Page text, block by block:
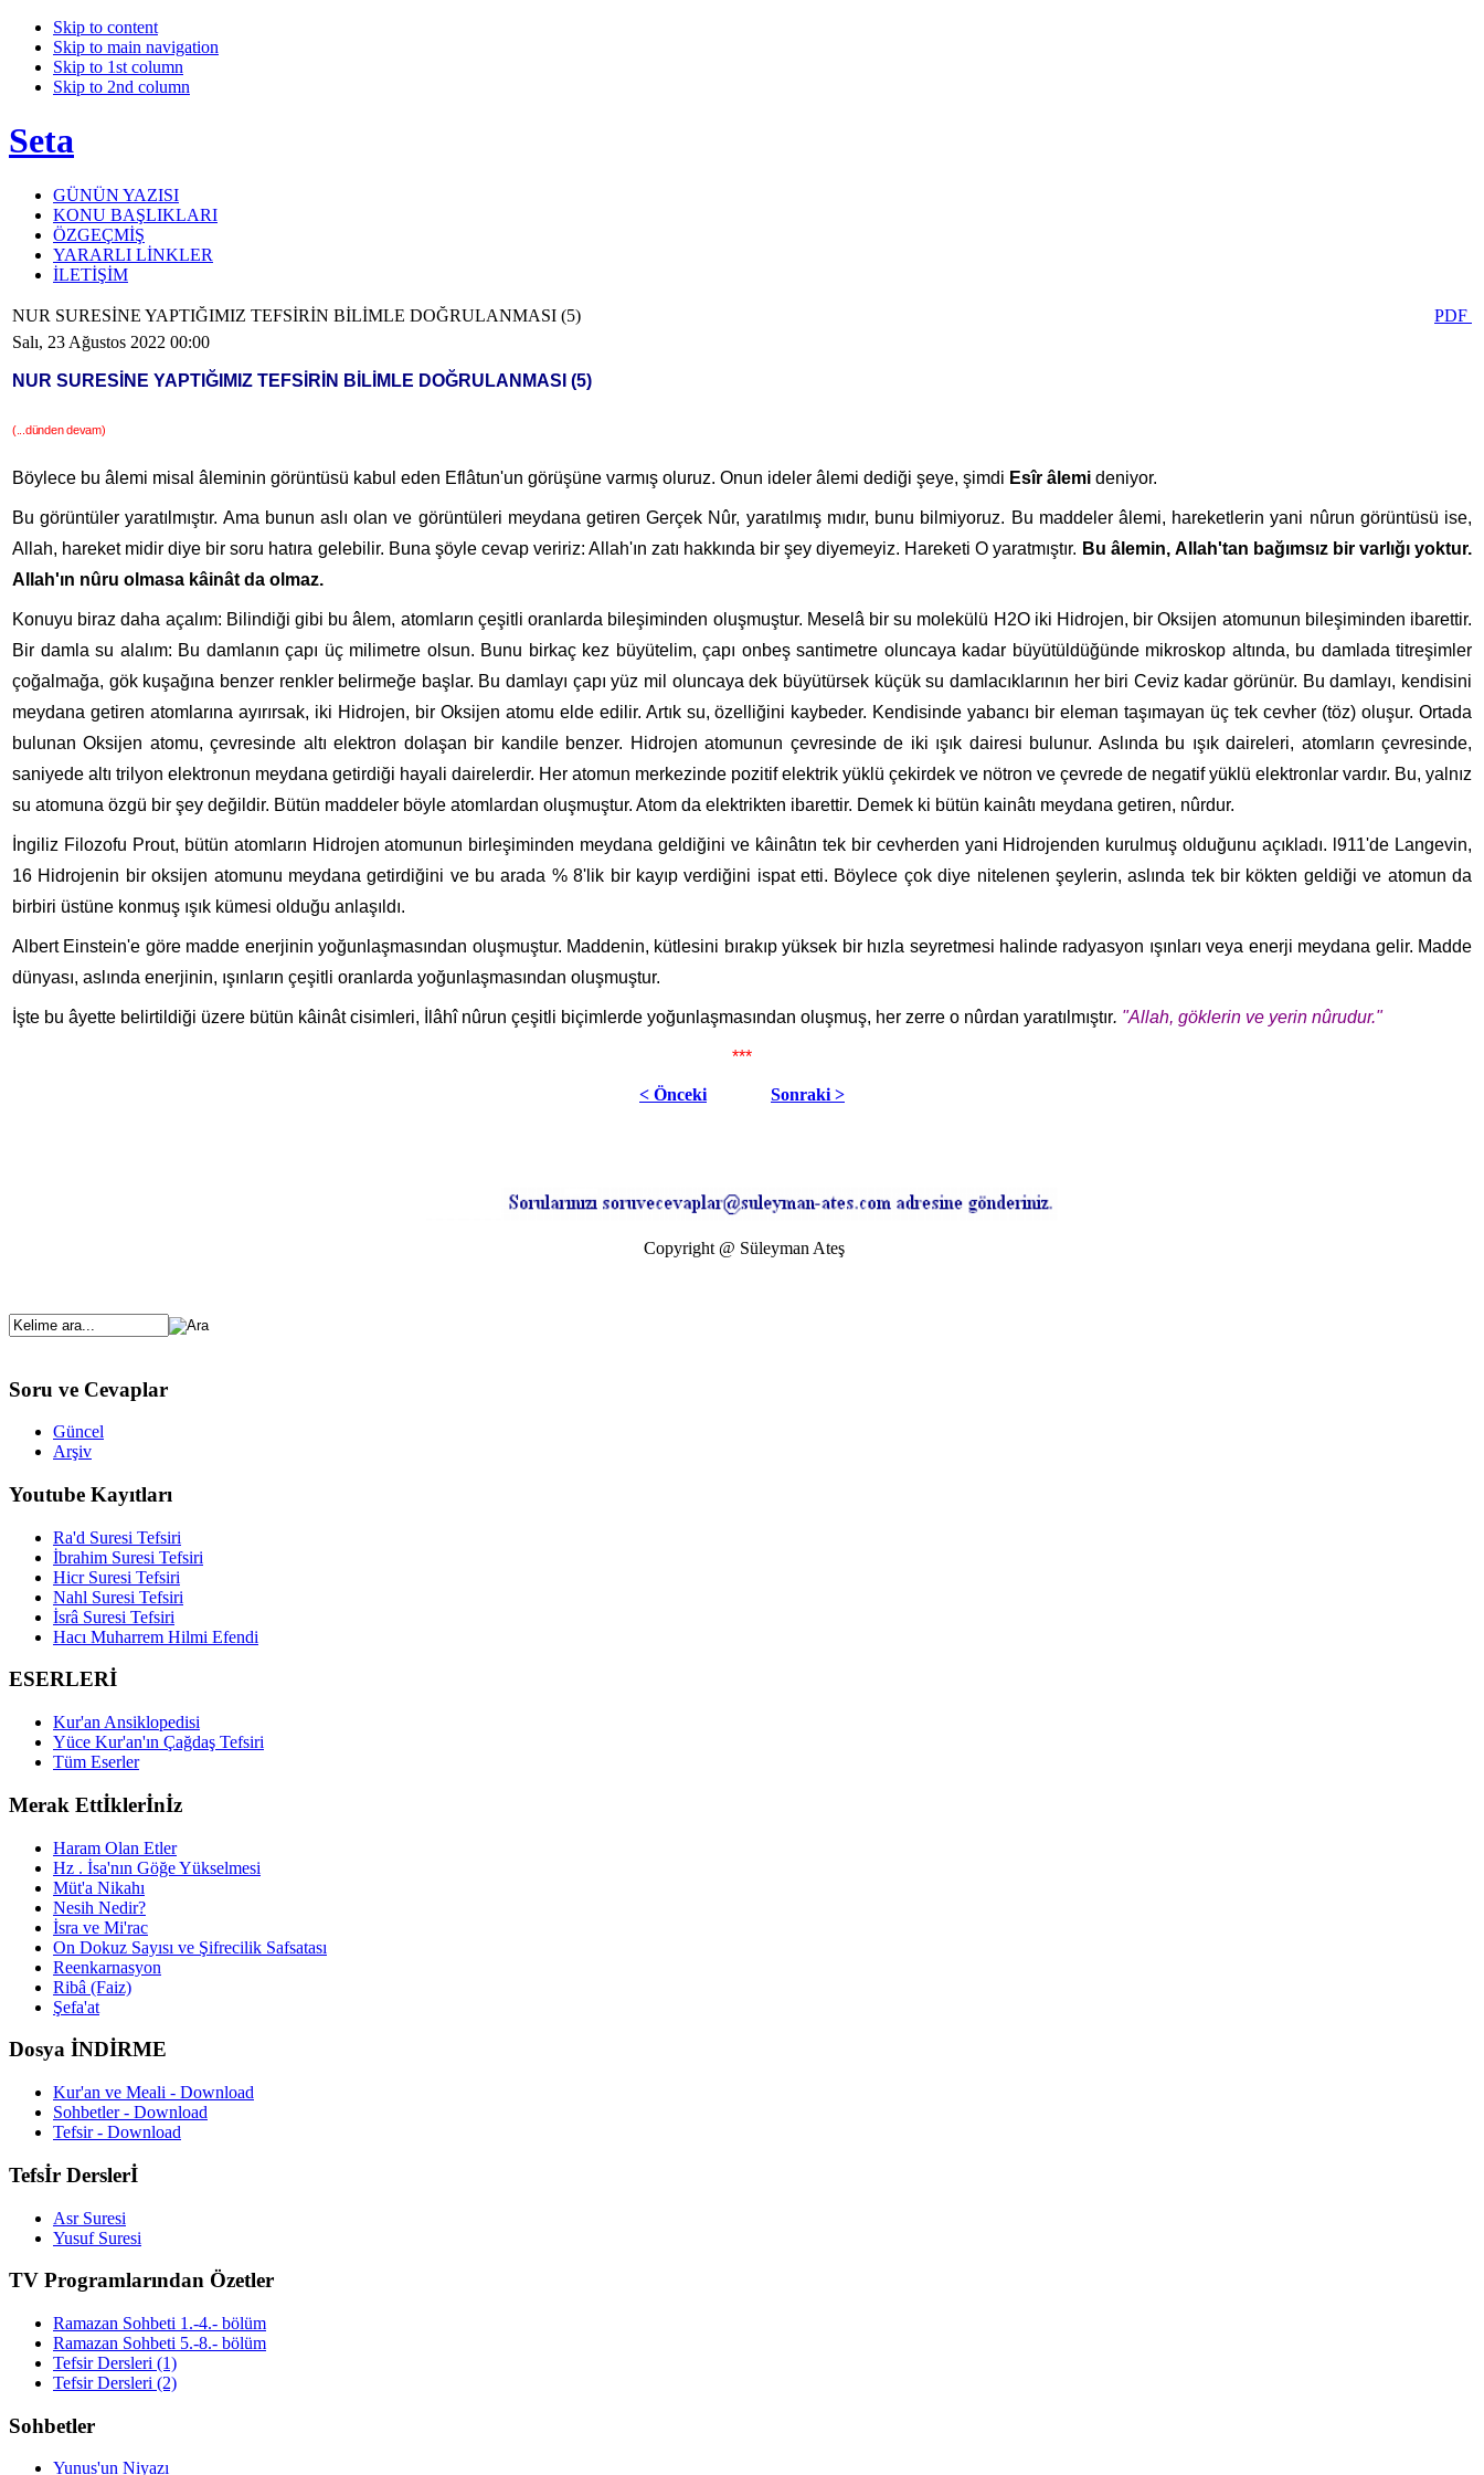
Skip to content
Skip to main navigation
Skip to 1st column
Skip to 2nd column
Seta
GÜNÜN YAZISI
KONU BAŞLIKLARI
ÖZGEÇMİŞ
YARARLI LİNKLER
İLETİŞİM
NUR SURESİNE YAPTIĞIMIZ TEFSİRİN BİLİMLE DOĞRULAN­­MASI (5)
PDF
Salı, 23 Ağustos 2022 00:00
NUR SURESİNE YAPTIĞIMIZ TEFSİRİN BİLİMLE DOĞRULAN­­MASI (5)
(...dünden devam)
Böylece bu âlemi misal âleminin görüntüsü kabul eden Eflâ­tun'un görüşüne varmış oluruz. Onun ideler âlemi dediği şeye, şimdi Esîr âlemi deniyor.
Bu görüntüler yaratılmıştır. Ama bunun aslı olan ve görüntüleri meydana getiren Gerçek Nûr, yaratılmış mıdır, bunu bilmiyoruz. Bu maddeler âlemi, hareketlerin yani nûrun görüntüsü ise,
Allah, hareket midir diye bir soru hatıra gelebilir. Buna şöyle cevap veririz: Allah'ın zatı hakkında bir şey diyemeyiz. Hareketi O yaratmıştır. Bu âlemin, Allah'tan bağımsız bir varlığı yoktur.
Allah'ın nûru olmasa kâinât da olmaz.
Konuyu biraz daha açalım: Bilindiği gibi bu âlem, atomların çeşitli oranlarda bileşiminden oluşmuştur. Meselâ bir su molekülü H2O iki Hidrojen, bir Oksijen atomunun bileşiminden ibarettir.
Bir damla su alalım: Bu damlanın çapı üç milimetre olsun. Bunu birkaç kez bü­yü­telim, çapı onbeş santimetre oluncaya kadar büyütüldüğünde mikros­kop altında, bu damlada titreşimler
çoğalmağa, gök kuşağına benzer renkler belirmeğe başlar. Bu damlayı çapı yüz mil oluncaya dek büyü­türsek küçük su damlacıklarının her biri Ceviz kadar görünür. Bu damlayı, kendisini
meydana getiren atomlarına ayırırsak, iki Hidrojen, bir Oksijen atomu elde edilir. Artık su, özelliğini kaybeder. Kendisinde yabancı bir eleman taşımayan üç tek cevher (töz) oluşur. Ortada
bu­lunan Oksijen atomu, çevresinde altı elektron dolaşan bir kandile ben­zer. Hidrojen atomunun çevresinde de iki ışık dairesi bulunur. Aslında bu ışık daireleri, atomların çevresinde,
saniyede altı trilyon elektronun meydana getirdiği hayali dairelerdir. Her atomun merke­zinde pozitif elektrik yüklü çekirdek ve nötron ve çevrede de negatif yüklü elektron­lar vardır. Bu, yalnız
su atomuna özgü bir şey değildir. Bütün maddeler böyle atomlardan oluşmuştur. Atom da elektrikten ibarettir. Demek ki bütün kainâtı meydana getiren, nûrdur.
İngiliz Filozofu Prout, bütün atomların Hidrojen atomunun bir­leşiminden meydana geldiğini ve kâinâtın tek bir cevherden yani Hid­rojenden kurulmuş olduğunu açıkladı. l911'de Langevin,
16 Hidro­jenin bir oksijen atomunu meydana getirdiğini ve bu arada % 8'lik bir kayıp verdiğini ispat etti. Böylece çok diye nitelenen şeylerin, aslında tek bir kökten geldiği ve atomun da
birbiri üstüne konmuş ışık kümesi olduğu anlaşıldı.
Albert Einstein'e göre madde enerjinin yoğunlaşmasından oluş­muştur. Maddenin, kütlesini bırakıp yüksek bir hızla seyretmesi halinde radyasyon ışınları veya enerji meydana gelir. Madde
dünyası, aslında enerjinin, ışınların çeşitli oranlarda yoğunlaşmasından oluşmuştur.
İşte bu âyette belirtildiği üzere bütün kâinât cisimleri, İlâhî nûrun çeşitli biçimlerde yoğunlaşmasından oluşmuş, her zerre o nûrdan yara­tılmıştır. "Allah, göklerin ve yerin nûrudur."
***
< Önceki
Sonraki >
Copyright @ Süleyman Ateş
Soru ve Cevaplar
Güncel
Arşiv
Youtube Kayıtları
Ra'd Suresi Tefsiri
İbrahim Suresi Tefsiri
Hicr Suresi Tefsiri
Nahl Suresi Tefsiri
İsrâ Suresi Tefsiri
Hacı Muharrem Hilmi Efendi
ESERLERİ
Kur'an Ansiklopedisi
Yüce Kur'an'ın Çağdaş Tefsiri
Tüm Eserler
Merak Ettİklerİnİz
Haram Olan Etler
Hz . İsa'nın Göğe Yükselmesi
Müt'a Nikahı
Nesih Nedir?
İsra ve Mi'rac
On Dokuz Sayısı ve Şifrecilik Safsatası
Reenkarnasyon
Ribâ (Faiz)
Şefa'at
Dosya İNDİRME
Kur'an ve Meali - Download
Sohbetler - Download
Tefsir - Download
Tefsİr Derslerİ
Asr Suresi
Yusuf Suresi
TV Programlarından Özetler
Ramazan Sohbeti 1.-4.- bölüm
Ramazan Sohbeti 5.-8.- bölüm
Tefsir Dersleri (1)
Tefsir Dersleri (2)
Sohbetler
Yunus'un Niyazı